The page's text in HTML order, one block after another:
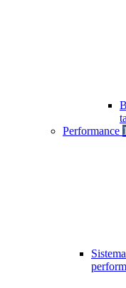
Performance